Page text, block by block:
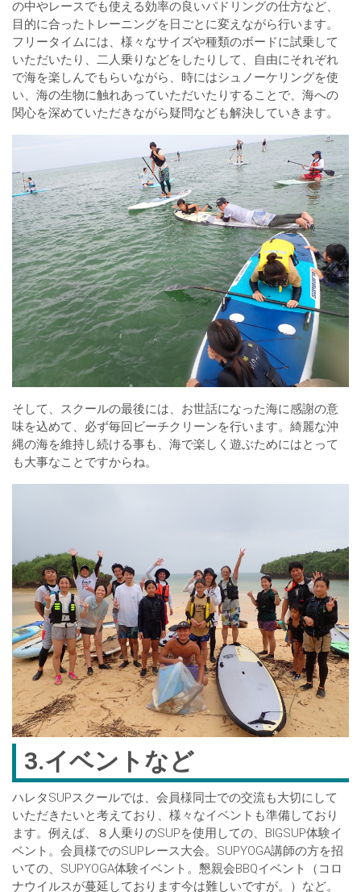
の中やレースでも使える効率の良いパドリングの仕方など、
目的に合ったトレーニングを日ごとに変えながら行います。
フリータイムには、様々なサイズや種類のボードに試乗して
いただいたり、二人乗りなどをしたりして、自由にそれぞれ
で海を楽しんでもらいながら、時にはシュノーケリングを使
い、海の生物に触れあっていただいたりすることで、海への
関心を深めていただきながら疑問なども解決していきます。
そして、スクールの最後には、お世話になった海に感謝の意
味を込めて、必ず毎回ビーチクリーンを行います。綺麗な沖
縄の海を維持し続ける事も、海で楽しく遊ぶためにはとって
も大事なことですからね。
3.イベントなど
ハレタSUPスクールでは、会員様同士での交流も大切にして
いただきたいと考えており、様々なイベントも準備しており
ます。例えば、８人乗りのSUPを使用しての、BIGSUP体験イ
ベント。会員様でのSUPレース大会。SUPYOGA講師の方を招
いての、SUPYOGA体験イベント。懇親会BBQイベント（コロ
ナウイルスが蔓延しております今は難しいですが。）など。